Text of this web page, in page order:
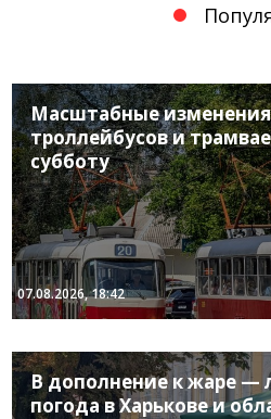
Масштабные
троллейбусов и
субботу
07.08.2026, 18:42
В дополнение к жаре —
погода в Харькове и